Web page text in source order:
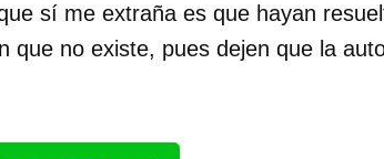
sí me extraña es que hayan
que no existe, pues dejen que la